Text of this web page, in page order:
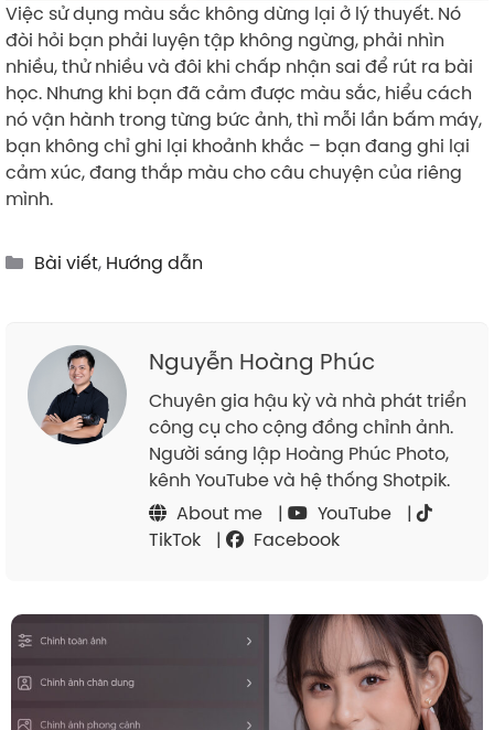
Việc sử dụng màu sắc không dừng lại ở lý thuyết. Nó
đòi hỏi bạn phải luyện tập không ngừng, phải nhìn
nhiều, thử nhiều và đôi khi chấp nhận sai để rút ra bài
học. Nhưng khi bạn đã cảm được màu sắc, hiểu cách
nó vận hành trong từng bức ảnh, thì mỗi lần bấm máy,
bạn không chỉ ghi lại khoảnh khắc – bạn đang ghi lại
cảm xúc, đang thắp màu cho câu chuyện của riêng
mình.
Categories
Bài viết, Hướng dẫn
Nguyễn Hoàng Phúc
Chuyên gia hậu kỳ và nhà phát triển
công cụ cho cộng đồng chỉnh ảnh.
Người sáng lập Hoàng Phúc Photo,
kênh YouTube và hệ thống Shotpik.
About me
| YouTube
|
TikTok
| Facebook